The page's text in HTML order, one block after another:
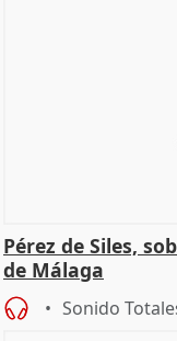
Pérez de Siles,
de Málaga
Sonido